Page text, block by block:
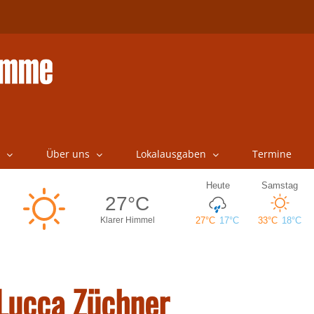
Über uns Lokalausgaben Termine
Züchner